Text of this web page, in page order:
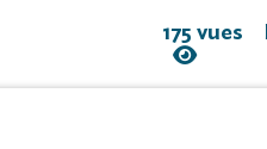
175 vues